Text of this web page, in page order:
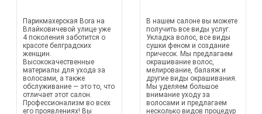
Парикмахерская Bora на
Влайковичевой улице уже
4 поколения заботится о
красоте белградских
женщин.
Высококачественные
материалы для ухода за
волосами, а также
обслуживание — это то, что
отличает этот салон.
Профессионализм во всех
его проявлениях! Вы
В нашем салоне вы можете
получить все виды услуг.
Укладка волос, все виды
сушки феном и создание
причесок. Мы предлагаем
окрашивание волос,
мелирование, балаяж и
другие виды окрашивания.
Мы уделяем большое
внимание уходу за
волосами и предлагаем
несколько видов процедур